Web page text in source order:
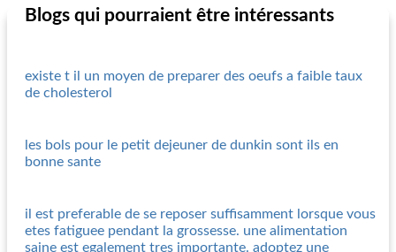
Blogs qui pourraient être intéressants
existe t il un moyen de preparer des oeufs a faible taux
de cholesterol
les bols pour le petit dejeuner de dunkin sont ils en
bonne sante
il est preferable de se reposer suffisamment lorsque vous
etes fatiguee pendant la grossesse. une alimentation
saine est egalement tres importante. adoptez une